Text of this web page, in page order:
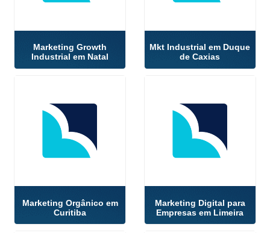
Marketing Growth
Industrial em Natal
Mkt Industrial em Duque
de Caxias
Marketing Orgânico em
Curitiba
Marketing Digital para
Empresas em Limeira